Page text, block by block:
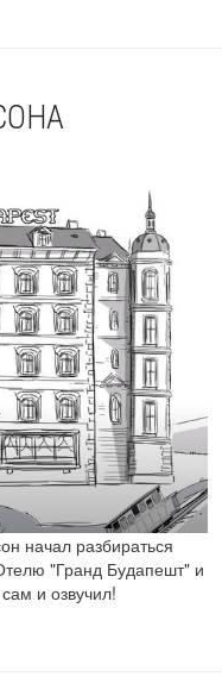
начал разбираться
"Гранд Будапешт" и
и озвучил!